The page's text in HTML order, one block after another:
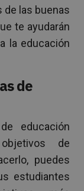
las buenas
te ayudarán
la educación
de
educación
de
puedes
estudiantes